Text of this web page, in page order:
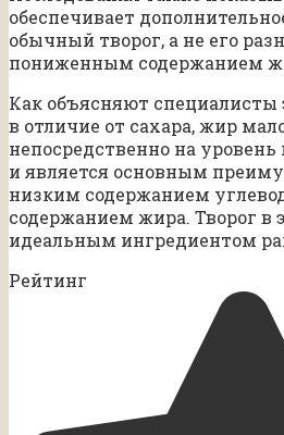
обеспечивает
обычный творог, а не его
пониженным содержанием
Как объясняют специалисты
в отличие от сахара, жир
непосредственно на
и является основным
низким содержанием
содержанием жира. Творог в
идеальным ингредиентом
Рейтинг